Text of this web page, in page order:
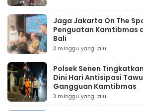
Jaga Jakarta On The
Penguatan Kamtibmas
Bali
3 minggu yang lalu
Polsek Senen
Dini Hari Antisipasi
Gangguan Kamtibmas
3 minggu yang lalu